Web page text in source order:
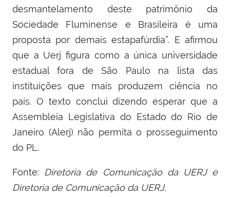
desmantelamento deste patrimônio da
Sociedade Fluminense e Brasileira é uma
proposta por demais estapafúrdia”. E afirmou
que a Uerj figura como a única universidade
estadual fora de São Paulo na lista das
instituições que mais produzem ciência no
país. O texto conclui dizendo esperar que a
Assembleia Legislativa do Estado do Rio de
Janeiro (Alerj) não permita o prosseguimento
do PL.
Fonte: Diretoria de Comunicação da UERJ e
Diretoria de Comunicação da UERJ.